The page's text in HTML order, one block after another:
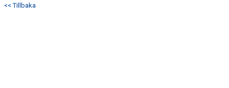
<< Tillbaka